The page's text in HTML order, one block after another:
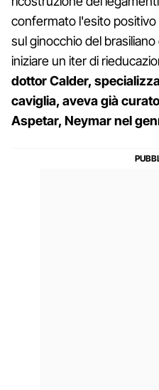
confermato l'esito
sul ginocchio del
iniziare un iter di
dottor Calder,
caviglia, aveva già
Aspetar, Neymar nel